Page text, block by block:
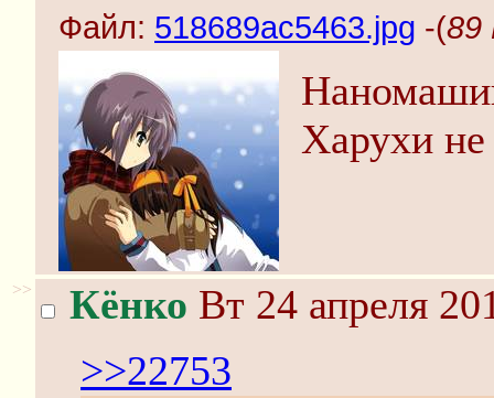
Файл: 518689ac5463.jpg -(89
Харухи
>> Кёнко Вт 24 апреля
>>22753